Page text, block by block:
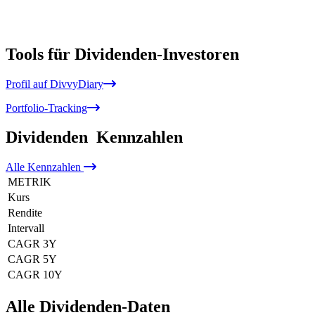
Tools für Dividenden-Investoren
Profil auf DivvyDiary
Portfolio-Tracking
Dividenden Kennzahlen
Alle Kennzahlen
METRIK
Kurs
Rendite
Intervall
CAGR 3Y
CAGR 5Y
CAGR 10Y
Alle Dividenden-Daten